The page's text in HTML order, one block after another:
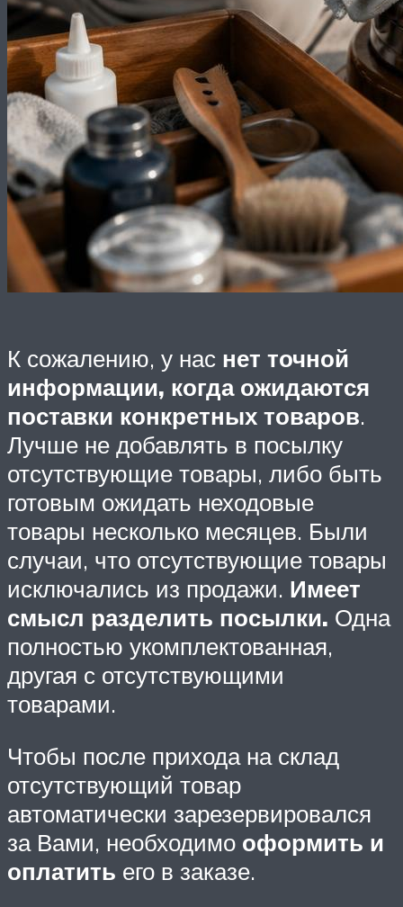
К сожалению, у нас нет точной
информации, когда ожидаются
поставки конкретных товаров.
Лучше не добавлять в посылку
отсутствующие товары, либо быть
готовым ожидать неходовые
товары несколько месяцев. Были
случаи, что отсутствующие товары
исключались из продажи. Имеет
смысл разделить посылки. Одна
полностью укомплектованная,
другая с отсутствующими
товарами.
Чтобы после прихода на склад
отсутствующий товар
автоматически зарезервировался
за Вами, необходимо оформить и
оплатить его в заказе.